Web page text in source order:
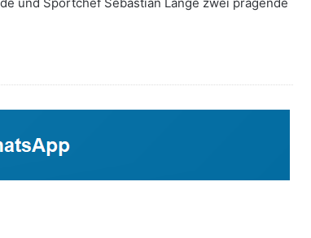
und Sportchef Sebastian Lange zwei prägende